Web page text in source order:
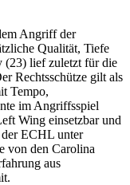
Angriff der
Qualität, Tiefe
(23) lief zuletzt für die
Rechtsschütze gilt als
Tempo,
im Angriffsspiel
Wing einsetzbar und
ECHL unter
von den Carolina
aus